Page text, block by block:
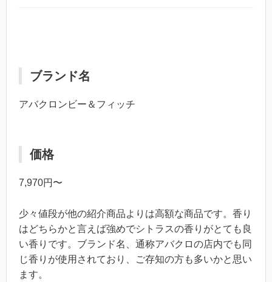
ブランド名
アバクロンビー＆フィッチ
価格
7,970円〜
少々値段が他の紹介商品よりは高額な商品です。香り
はどちらかと言えば強めでシトラスの香りがとても良
い香りです。ブランド名、通称アバクロの店内でも同
じ香りが使用されており、ご存知の方も多いかと思い
ます。